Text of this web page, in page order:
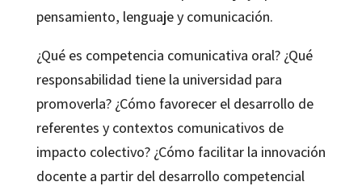
pensamiento, lenguaje y comunicación.
¿Qué es competencia comunicativa oral? ¿Qué
responsabilidad tiene la universidad para
promoverla? ¿Cómo favorecer el desarrollo de
referentes y contextos comunicativos de
impacto colectivo? ¿Cómo facilitar la innovación
docente a partir del desarrollo competencial